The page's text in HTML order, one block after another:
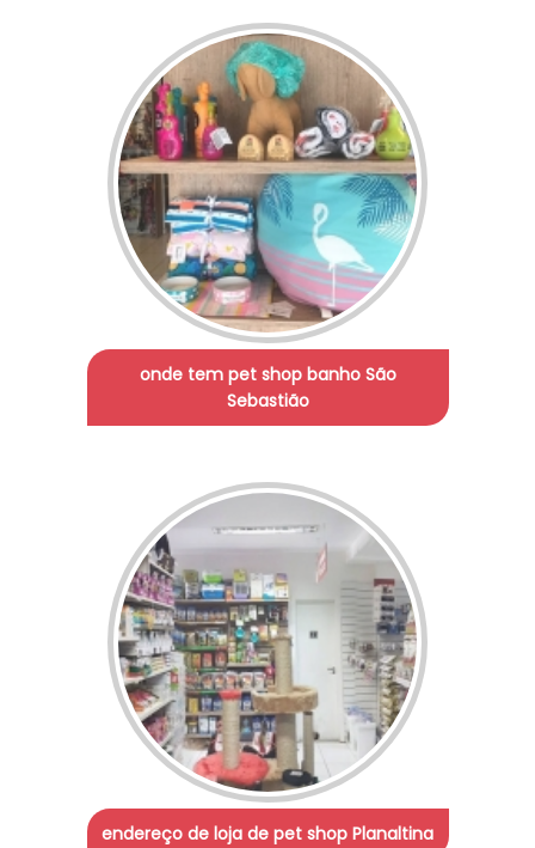
onde tem pet shop banho São
Sebastião
endereço de loja de pet shop Planaltina